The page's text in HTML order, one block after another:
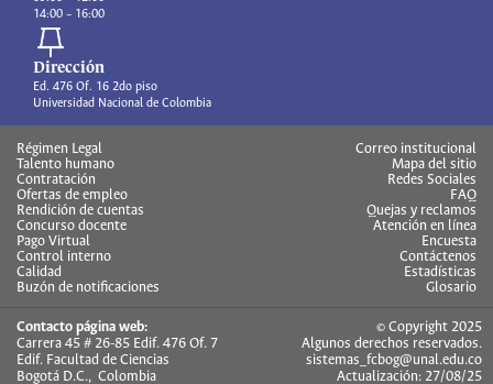
14:00 – 16:00
Dirección
Ed. 476 Of. 16 2do piso
Universidad Nacional de Colombia
Régimen Legal
Talento humano
Contratación
Ofertas de empleo
Rendición de cuentas
Concurso docente
Pago Virtual
Control interno
Calidad
Buzón de notificaciones
Correo institucional
Mapa del sitio
Redes Sociales
FAQ
Quejas y reclamos
Atención en línea
Encuesta
Contáctenos
Estadísticas
Glosario
Contacto página web:
Carrera 45 # 26-85 Edif. 476 Of. 7
Edif. Facultad de Ciencias
Bogotá D.C., Colombia
© Copyright 2025
Algunos derechos reservados.
sistemas_fcbog@unal.edu.co
Actualización: 27/08/25